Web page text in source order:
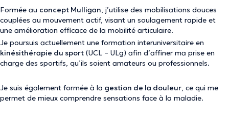
Formée au concept Mulligan, j’utilise des mobilisations douces
couplées au mouvement actif, visant un soulagement rapide et
une amélioration efficace de la mobilité articulaire.
Je poursuis actuellement une formation interuniversitaire en
kinésithérapie du sport (UCL – ULg) afin d’affiner ma prise en
charge des sportifs, qu’ils soient amateurs ou professionnels.
Je suis également formée à la gestion de la douleur, ce qui me
permet de mieux comprendre sensations face à la maladie.